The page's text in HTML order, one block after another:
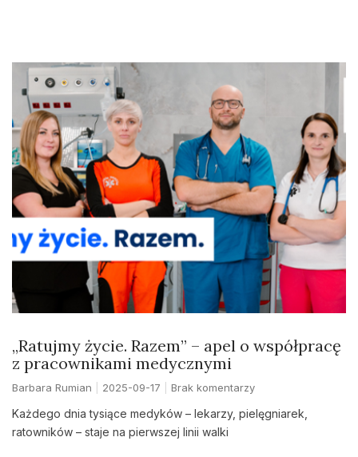
„Ratujmy życie. Razem” – apel o współpracę
z pracownikami medycznymi
Barbara Rumian 2025-09-17 Brak komentarzy
Każdego dnia tysiące medyków – lekarzy, pielęgniarek,
ratowników – staje na pierwszej linii walki